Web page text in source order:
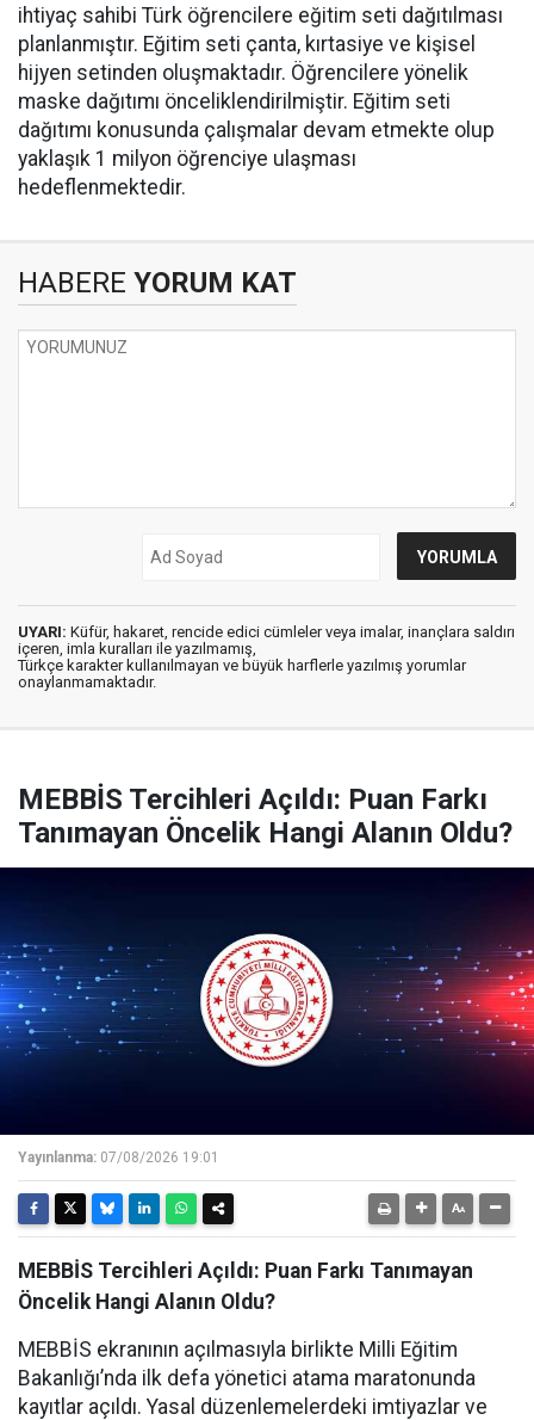
ihtiyaç sahibi Türk öğrencilere eğitim seti dağıtılması
planlanmıştır. Eğitim seti çanta, kırtasiye ve kişisel
hijyen setinden oluşmaktadır. Öğrencilere yönelik
maske dağıtımı önceliklendirilmiştir. Eğitim seti
dağıtımı konusunda çalışmalar devam etmekte olup
yaklaşık 1 milyon öğrenciye ulaşması
hedeflenmektedir.
HABERE YORUM KAT
UYARI: Küfür, hakaret, rencide edici cümleler veya imalar, inançlara saldırı
içeren, imla kuralları ile yazılmamış,
Türkçe karakter kullanılmayan ve büyük harflerle yazılmış yorumlar
onaylanmamaktadır.
MEBBİS Tercihleri Açıldı: Puan Farkı
Tanımayan Öncelik Hangi Alanın Oldu?
Yayınlanma: 07/08/2026 19:01
MEBBİS Tercihleri Açıldı: Puan Farkı Tanımayan
Öncelik Hangi Alanın Oldu?
MEBBİS ekranının açılmasıyla birlikte Milli Eğitim
Bakanlığı’nda ilk defa yönetici atama maratonunda
kayıtlar açıldı. Yasal düzenlemelerdeki imtiyazlar ve